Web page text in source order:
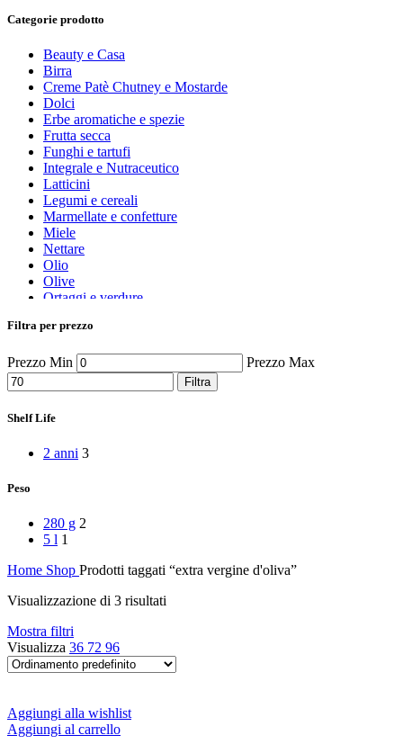
Categorie prodotto
Beauty e Casa
Birra
Creme Patè Chutney e Mostarde
Dolci
Erbe aromatiche e spezie
Frutta secca
Funghi e tartufi
Integrale e Nutraceutico
Latticini
Legumi e cereali
Marmellate e confetture
Miele
Nettare
Olio
Olive
Ortaggi e verdure
Peperoncino
Prodotti da forno
Rafano
Semi
Sott’oli e conserve
Sughi pronti e passate
Vari
Filtra per prezzo
Prezzo Min Prezzo Max
Filtra
Shelf Life
2 anni 3
Peso
280 g 2
5 l 1
Home Shop Prodotti taggati “extra vergine d'oliva”
Visualizzazione di 3 risultati
Mostra filtri
Visualizza 36 72 96
Aggiungi alla wishlist
Aggiungi al carrello